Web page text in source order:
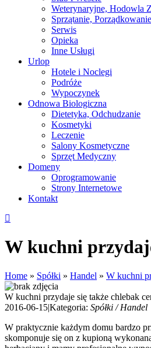
Weterynaryjne, Hodowla
Sprzątanie, Porządkowanie
Serwis
Opieka
Inne Usługi
Urlop
Hotele i Noclegi
Podróże
Wypoczynek
Odnowa Biologiczna
Dietetyka, Odchudzanie
Kosmetyki
Leczenie
Salony Kosmetyczne
Sprzęt Medyczny
Domeny
Oprogramowanie
Strony Internetowe
Kontakt
W kuchni
Home » Spółki » Handel » W kuchni
W kuchni przydaje się także chlebak
2016-06-15|Kategoria: Spółki / Handel
W praktycznie każdym domu bardzo
skomponuje się on z kupioną